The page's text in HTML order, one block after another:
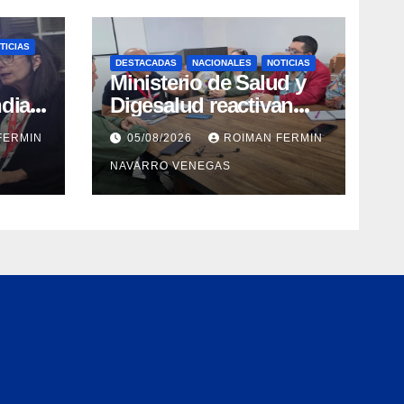
e
DESTACADAS NACIONALES NOTICIAS
Ministerio de Salud y
Digesalud reactivan
lazos para la vigilancia
epidemiológica y el
control de
enfermedades
05/08/2026 ROIMAN FERMIN
NAVARRO VENEGAS